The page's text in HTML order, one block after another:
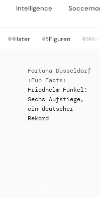
Intelligence
04Hater 05Figuren 06
Fortuna Düsseldorf
› Fun Facts ›
Friedhelm Funkel:
Sechs Aufstiege,
ein deutscher
Rekord